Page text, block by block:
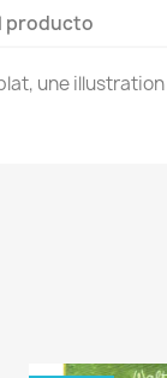
producto
une